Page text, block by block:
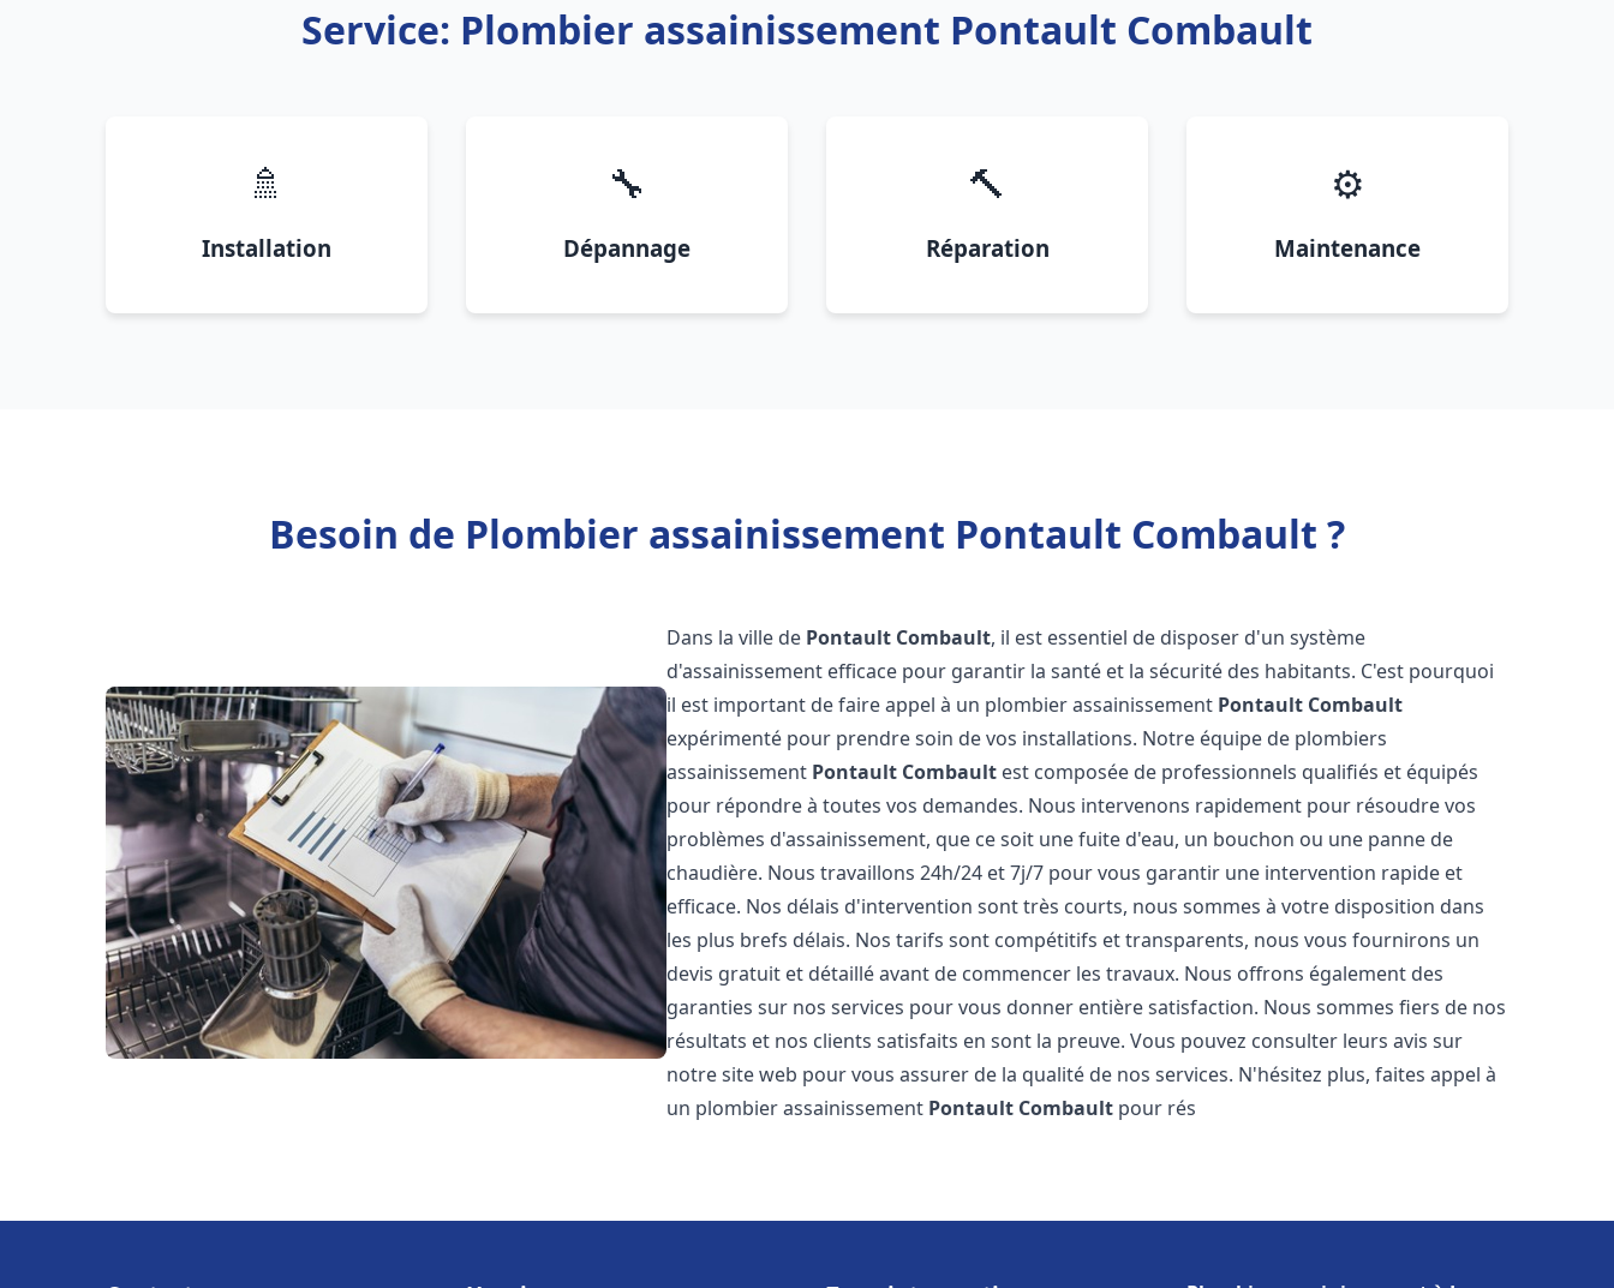
Service: Plombier assainissement Pontault Combault
🚿
Installation
🔧
Dépannage
🔨
Réparation
⚙️
Maintenance
Besoin de Plombier assainissement Pontault Combault ?
Dans la ville de Pontault Combault, il est essentiel de disposer d'un système
d'assainissement efficace pour garantir la santé et la sécurité des habitants. C'est pourquoi
il est important de faire appel à un plombier assainissement Pontault Combault
expérimenté pour prendre soin de vos installations. Notre équipe de plombiers
assainissement Pontault Combault est composée de professionnels qualifiés et équipés
pour répondre à toutes vos demandes. Nous intervenons rapidement pour résoudre vos
problèmes d'assainissement, que ce soit une fuite d'eau, un bouchon ou une panne de
chaudière. Nous travaillons 24h/24 et 7j/7 pour vous garantir une intervention rapide et
efficace. Nos délais d'intervention sont très courts, nous sommes à votre disposition dans
les plus brefs délais. Nos tarifs sont compétitifs et transparents, nous vous fournirons un
devis gratuit et détaillé avant de commencer les travaux. Nous offrons également des
garanties sur nos services pour vous donner entière satisfaction. Nous sommes fiers de nos
résultats et nos clients satisfaits en sont la preuve. Vous pouvez consulter leurs avis sur
notre site web pour vous assurer de la qualité de nos services. N'hésitez plus, faites appel à
un plombier assainissement Pontault Combault pour rés